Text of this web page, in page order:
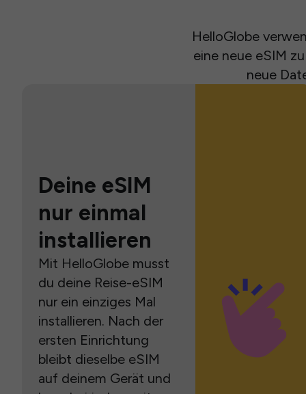
HelloGlobe
eine neue eSIM
neue
Deine eSIM
nur einmal
installieren
Mit HelloGlobe musst
du deine Reise-eSIM
nur ein einziges Mal
installieren. Nach der
ersten Einrichtung
bleibt dieselbe eSIM
auf deinem Gerät und